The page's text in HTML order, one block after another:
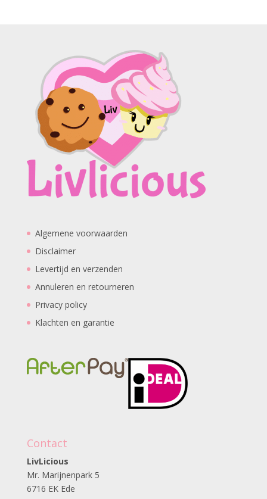
Algemene voorwaarden
Disclaimer
Levertijd en verzenden
Annuleren en retourneren
Privacy policy
Klachten en garantie
Contact
LivLicious
Mr. Marijnenpark 5
6716 EK Ede